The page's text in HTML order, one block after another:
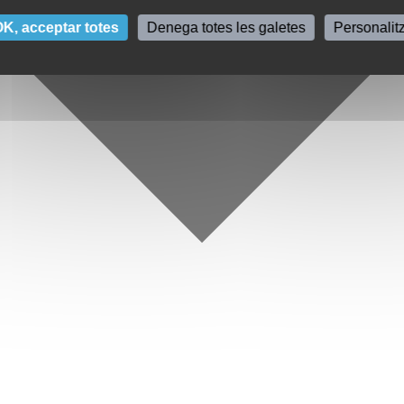
acceptar totes Denega totes les galetes